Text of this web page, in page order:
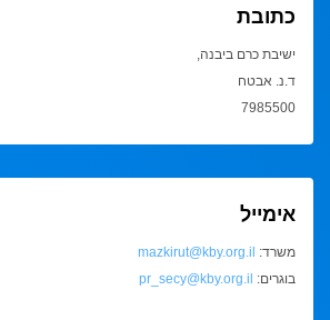
כתובת
ישיבת כרם ביבנה,
ד.נ. אבטח
7985500
אימייל
משרד: mazkirut@kby.org.il
בוגרים: pr_secy@kby.org.il